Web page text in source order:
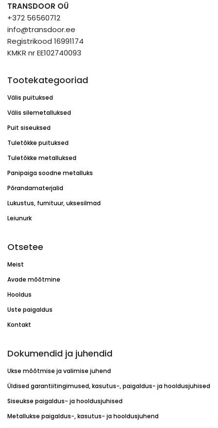
TRANSDOOR OÜ
+372 56560712
info@transdoor.ee
Registrikood 16991174
KMKR nr EE102740093
Tootekategooriad
Välis puituksed
Välis silemetalluksed
Puit siseuksed
Tuletõkke puituksed
Tuletõkke metalluksed
Panipaiga soodne metalluks
Põrandamaterjalid
Lukustus, furnituur, uksesilmad
Leiunurk
Otsetee
Meist
Avade mõõtmine
Hooldus
Uste paigaldus
Kontakt
Dokumendid ja juhendid
Ukse mõõtmise ja valimise juhend
Üldised garantiitingimused, kasutus-, paigaldus- ja hooldusjuhised
Siseukse paigaldus- ja hooldusjuhised
Metallukse paigaldus-, kasutus- ja hooldusjuhend